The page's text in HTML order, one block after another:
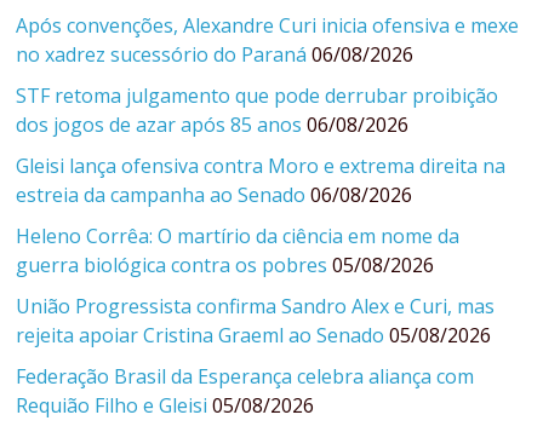
Após convenções, Alexandre Curi inicia ofensiva e mexe
no xadrez sucessório do Paraná 06/08/2026
STF retoma julgamento que pode derrubar proibição
dos jogos de azar após 85 anos 06/08/2026
Gleisi lança ofensiva contra Moro e extrema direita na
estreia da campanha ao Senado 06/08/2026
Heleno Corrêa: O martírio da ciência em nome da
guerra biológica contra os pobres 05/08/2026
União Progressista confirma Sandro Alex e Curi, mas
rejeita apoiar Cristina Graeml ao Senado 05/08/2026
Federação Brasil da Esperança celebra aliança com
Requião Filho e Gleisi 05/08/2026